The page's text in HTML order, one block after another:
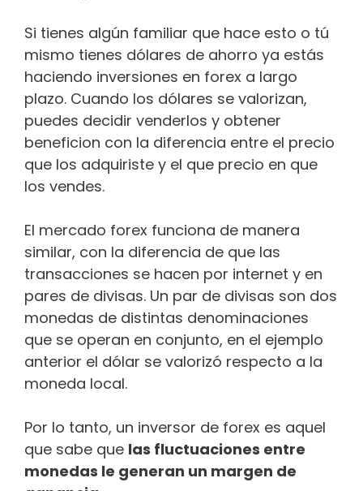
Si tienes algún familiar que hace esto o tú
mismo tienes dólares de ahorro ya estás
haciendo inversiones en forex a largo
plazo. Cuando los dólares se valorizan,
puedes decidir venderlos y obtener
beneficion con la diferencia entre el precio
que los adquiriste y el que precio en que
los vendes.
El mercado forex funciona de manera
similar, con la diferencia de que las
transacciones se hacen por internet y en
pares de divisas. Un par de divisas son dos
monedas de distintas denominaciones
que se operan en conjunto, en el ejemplo
anterior el dólar se valorizó respecto a la
moneda local.
Por lo tanto, un inversor de forex es aquel
que sabe que las fluctuaciones entre
monedas le generan un margen de